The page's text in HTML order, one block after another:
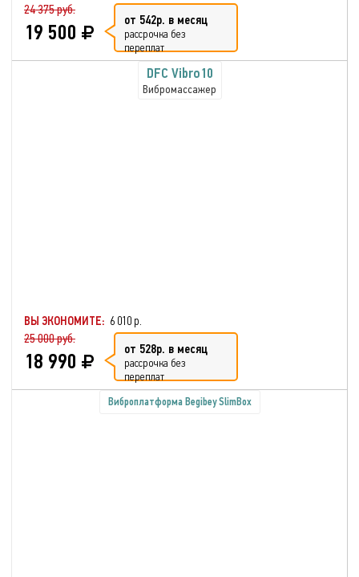
24 375 руб.
19 500 от 542р. в месяц
рассрочка без
переплат
DFC Vibro10
Вибромассажер
ВЫ ЭКОНОМИТЕ: 6 010 р.
25 000 руб.
18 990 от 528р. в месяц
рассрочка без
переплат
Виброплатформа Begibey SlimBox